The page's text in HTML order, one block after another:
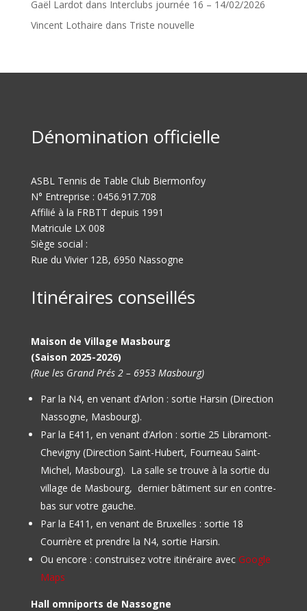
Gaël Lardotdans Interclubs journée 16 – 14/02/2026
Vincent Lothaire dans Triste nouvelle
Dénomination officielle
ASBL Tennis de Table Club Biermonfoy
N° Entreprise : 0456.917.708
Affilié à la FRBTT depuis 1991
Matricule LX 008
Siège social :
Rue du Vivier 12B, 6950 Nassogne
Itinéraires conseillés
Maison de Village Masbourg
(Saison 2025-2026)
(Rue les Grand Prés 2 – 6953 Masbourg)
Par la N4, en venant d’Arlon : sortie Harsin (Direction
Nassogne, Masbourg).
Par la E411, en venant d’Arlon : sortie 25 Libramont-
Chevigny (Direction Saint-Hubert, Fourneau Saint-
Michel, Masbourg). La salle se trouve à la sortie du
village de Masbourg, dernier bâtiment sur en contre-
bas sur votre gauche.
Par la E411, en venant de Bruxelles : sortie 18
Courrière et prendre la N4, sortie Harsin.
Ou encore : construisez votre itinéraire avec Google
Maps
Hall omniports de Nassogne